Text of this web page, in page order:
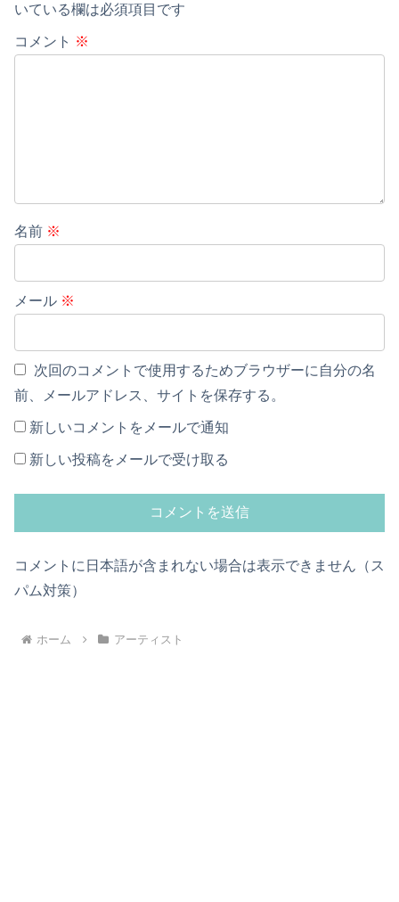
いている欄は必須項目です
コメント ※
名前 ※
メール ※
次回のコメントで使用するためブラウザーに自分の名
前、メールアドレス、サイトを保存する。
新しいコメントをメールで通知
新しい投稿をメールで受け取る
コメントに日本語が含まれない場合は表示できません（ス
パム対策）
ホーム アーティスト